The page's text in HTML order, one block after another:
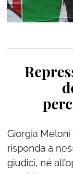
Giorgia
risponda a
giudici, né